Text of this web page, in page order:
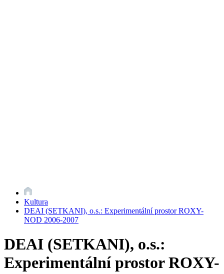
Kultura
DEAI (SETKANI), o.s.: Experimentální prostor ROXY-
NOD 2006-2007
DEAI (SETKANI), o.s.:
Experimentální prostor ROXY-